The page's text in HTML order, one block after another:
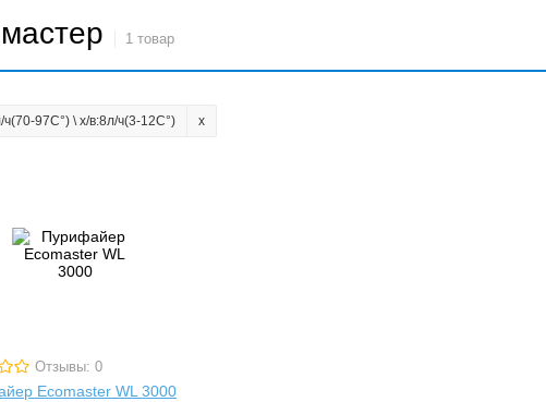
1 товар
ч(70-97C°) \ х/в:8л/ч(3-12C°)
Отзывы: 0
Ecomaster WL 3000